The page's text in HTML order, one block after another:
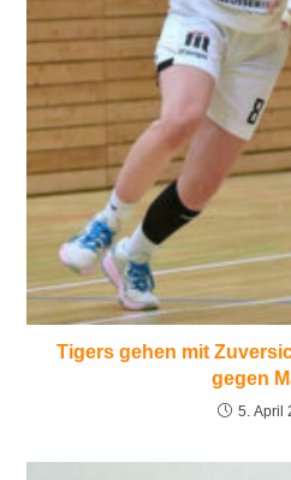
Tigers gehen mit
gegen
5. April